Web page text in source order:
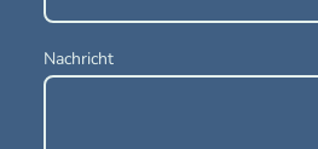
Nachricht